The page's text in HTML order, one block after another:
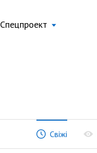
Спецпроект
Свіжі